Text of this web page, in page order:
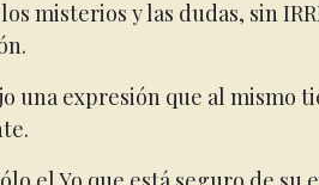
misterios y las dudas, sin
una expresión que al mismo